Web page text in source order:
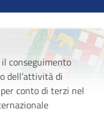
il conseguimento
dell’attività di
conto di terzi nel